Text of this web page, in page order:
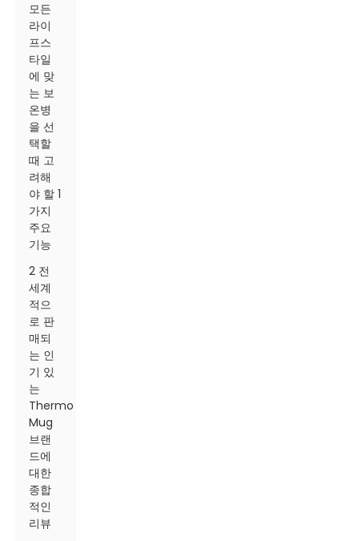
모든
라이
프스
타일
에 맞
는 보
온병
을 선
택할
때 고
려해
야 할 1
가지
주요
기능
2 전
세계
적으
로 판
매되
는 인
기 있
는
Thermo
Mug
브랜
드에
대한
종합
적인
리뷰